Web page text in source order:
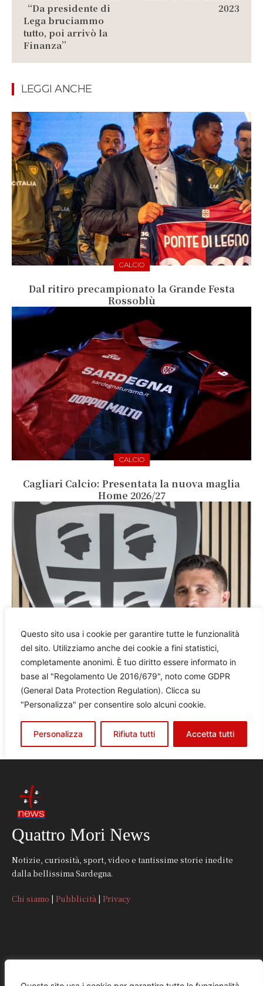
Quattro Mori News
Notizie, curiosità, sport, video e tantissime storie inedite
dalla bellissima Sardegna.
Chi siamo | Pubblicità | Privacy
CONTATTI